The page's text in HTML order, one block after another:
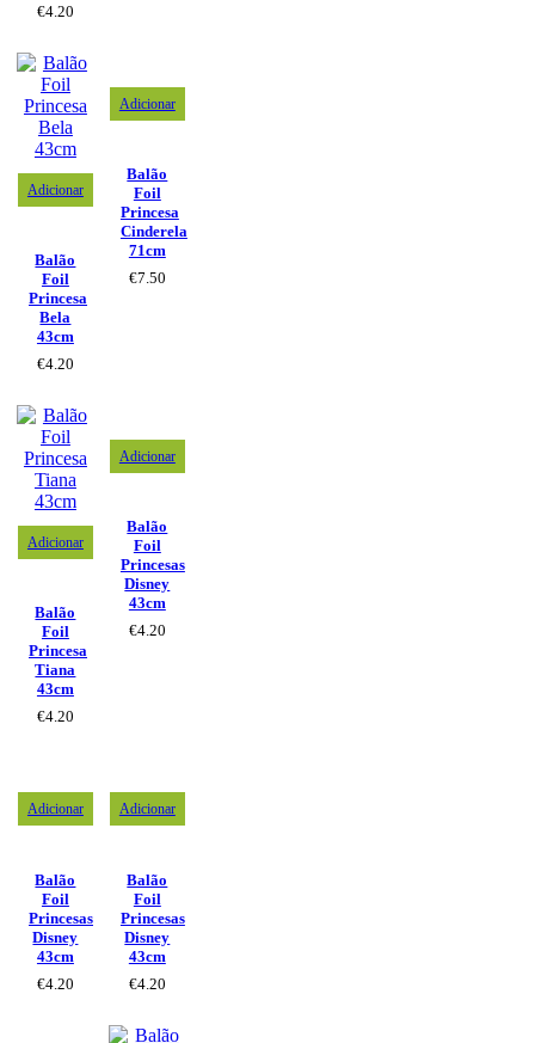
€4.20
Adicionar
Balão
Foil
Princesa
Bela
43cm
€4.20
Adicionar
Balão
Foil
Princesa
Cinderela
71cm
€7.50
Adicionar
Balão
Foil
Princesa
Tiana
43cm
€4.20
Adicionar
Balão
Foil
Princesas
Disney
43cm
€4.20
Adicionar
Balão
Foil
Princesas
Disney
43cm
€4.20
Adicionar
Balão
Foil
Princesas
Disney
43cm
€4.20